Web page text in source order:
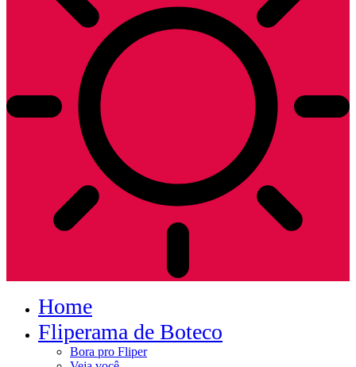
Home
Fliperama de Boteco
Bora pro Fliper